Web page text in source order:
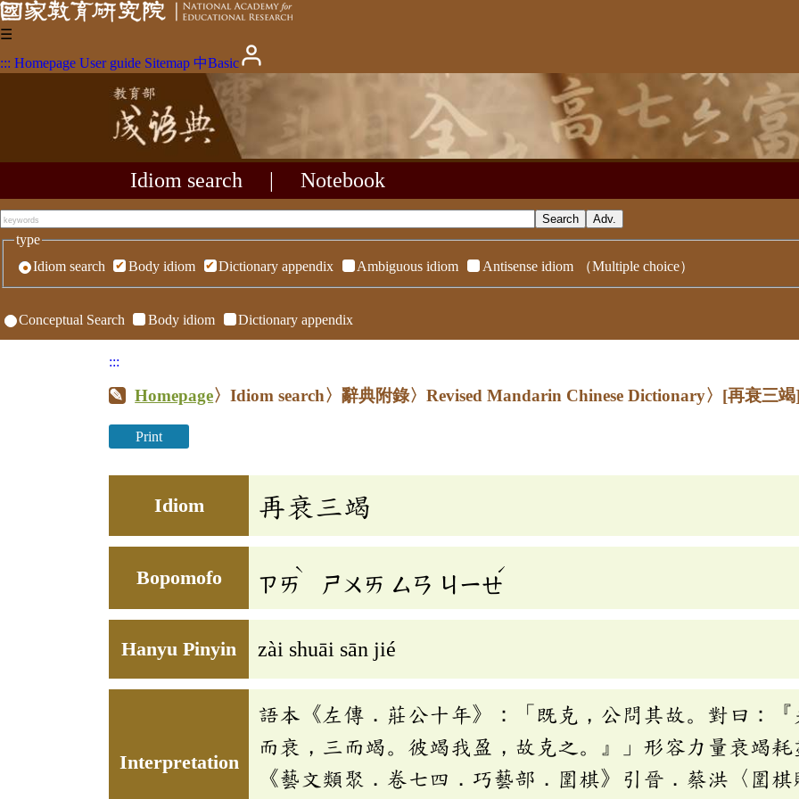
☰
::: Homepage User guide Sitemap 中Basic
Idiom search Notebook
type
Idiom search
Body idiom Dictionary appendix Ambiguous idiom Antisense idiom （Multiple choice）
Conceptual Search Body idiom Dictionary appendix
:::
Homepage〉Idiom search〉辭典附錄〉Revised Mandarin Chinese Dictionary〉 [再衰三
Print
Idiom 再衰三竭
Bopomofo ㄗㄞ
ˋ
ㄕㄨㄞ ㄙㄢ ㄐㄧㄝ
ˊ
Hanyu Pinyin zài shuāi sān jié
Interpretation
語本《左傳．莊公十年》：「既克，公問其故。對曰：
而衰，三而竭。彼竭我盈，故克之。』」形容力量衰竭
《藝文類聚．卷七四．巧藝部．圍棋》引晉．蔡洪〈圍